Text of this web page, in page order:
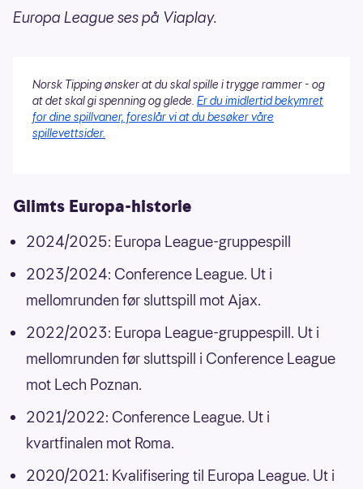
Europa League ses på Viaplay.
Norsk Tipping ønsker at du skal spille i trygge rammer - og
at det skal gi spenning og glede. Er du imidlertid bekymret
for dine spillvaner, foreslår vi at du besøker våre
spillevettsider.
Glimts Europa-historie
2024/2025: Europa League-gruppespill
2023/2024: Conference League. Ut i
mellomrunden før sluttspill mot Ajax.
2022/2023: Europa League-gruppespill. Ut i
mellomrunden før sluttspill i Conference League
mot Lech Poznan.
2021/2022: Conference League. Ut i
kvartfinalen mot Roma.
2020/2021: Kvalifisering til Europa League. Ut i